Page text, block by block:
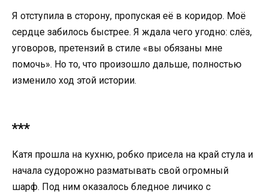
Я отступила в сторону, пропуская её в коридор. Моё
сердце забилось быстрее. Я ждала чего угодно: слёз,
уговоров, претензий в стиле «вы обязаны мне
помочь». Но то, что произошло дальше, полностью
изменило ход этой истории.
***
Катя прошла на кухню, робко присела на край стула и
начала судорожно разматывать свой огромный
шарф. Под ним оказалось бледное личико с